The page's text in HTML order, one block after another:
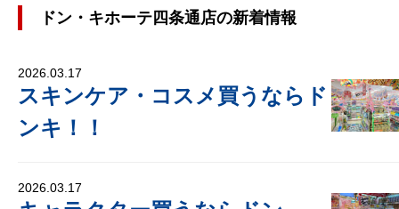
ドン・キホーテ四条通店の新着情報
2026.03.17
スキンケア・コスメ買うならド
ンキ！！
2026.03.17